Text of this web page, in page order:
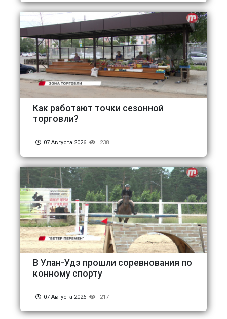
Как работают точки сезонной
торговли?
07 Августа 2026 238
В Улан-Удэ прошли соревнования по
конному спорту
07 Августа 2026 217